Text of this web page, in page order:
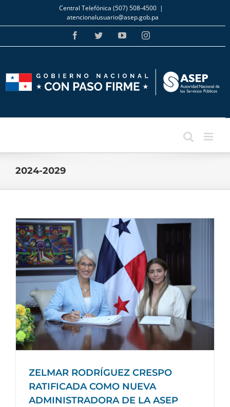
Skip
to
content
Central Telefónica (507) 508-4500 |
atencionalusuario@asep.gob.pa
FacebookTwitterYouTubeInstagram
2024-2029
ZELMAR RODRÍGUEZ CRESPO
RATIFICADA COMO NUEVA
ADMINISTRADORA DE LA ASEP